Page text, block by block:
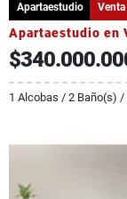
Apartaestudio Venta
Apartaestudio en
1 Alcobas / 2 Baño(s) /